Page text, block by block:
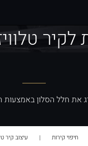
את חלל הסלון באמצעות
חיפוי קירות עיצוב קיר